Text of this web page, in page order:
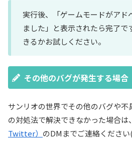
実行後、「ゲームモードがアド
ました」と表示されたら完了で
きるかお試しください。
その他のバグが発生する場合
サンリオの世界でその他のバグや
の対処法で解決できなかった場合は、
Twitter） のDMまでご連絡ください